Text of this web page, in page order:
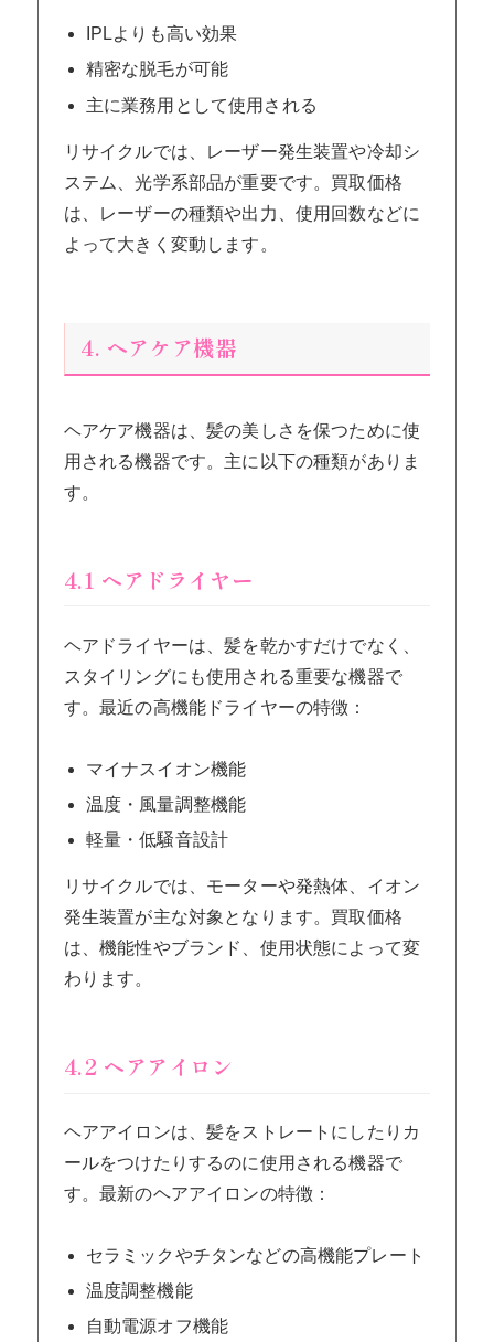
IPLよりも高い効果
精密な脱毛が可能
主に業務用として使用される
リサイクルでは、レーザー発生装置や冷却シ
ステム、光学系部品が重要です。買取価格
は、レーザーの種類や出力、使用回数などに
よって大きく変動します。
4. ヘアケア機器
ヘアケア機器は、髪の美しさを保つために使
用される機器です。主に以下の種類がありま
す。
4.1 ヘアドライヤー
ヘアドライヤーは、髪を乾かすだけでなく、
スタイリングにも使用される重要な機器で
す。最近の高機能ドライヤーの特徴：
マイナスイオン機能
温度・風量調整機能
軽量・低騒音設計
リサイクルでは、モーターや発熱体、イオン
発生装置が主な対象となります。買取価格
は、機能性やブランド、使用状態によって変
わります。
4.2 ヘアアイロン
ヘアアイロンは、髪をストレートにしたりカ
ールをつけたりするのに使用される機器で
す。最新のヘアアイロンの特徴：
セラミックやチタンなどの高機能プレート
温度調整機能
自動電源オフ機能